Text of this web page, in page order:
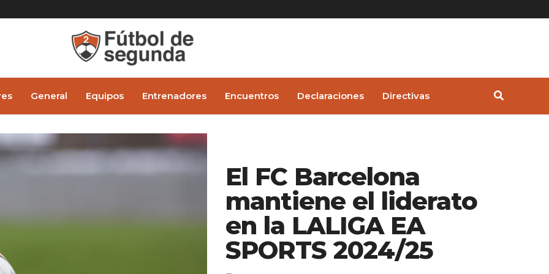
General Equipos Entrenadores Encuentros Declaraciones Directivas
El FC Barcelona
mantiene el liderato
en la LALIGA EA
SPORTS 2024/25